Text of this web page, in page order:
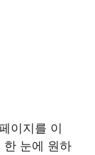
이지를 이
한 눈에 원하